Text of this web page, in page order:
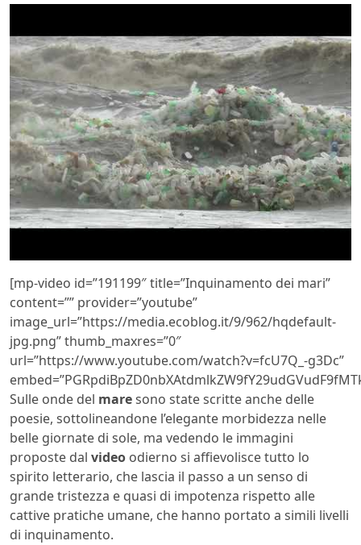
[mp-video id=”191199″ title=”Inquinamento dei mari”
content=”” provider=”youtube”
image_url=”https://media.ecoblog.it/9/962/hqdefault-
jpg.png” thumb_maxres=”0″
url=”https://www.youtube.com/watch?v=fcU7Q_-g3Dc”
Sulle onde del maresono state scritte anche delle
poesie, sottolineandone l’elegante morbidezza nelle
belle giornate di sole, ma vedendo le immagini
proposte dal video odierno si affievolisce tutto lo
spirito letterario, che lascia il passo a un senso di
grande tristezza e quasi di impotenza rispetto alle
cattive pratiche umane, che hanno portato a simili livelli
di inquinamento.